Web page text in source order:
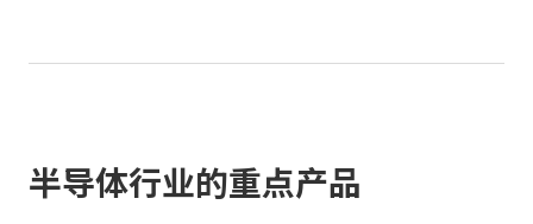
半导体行业的重点产品